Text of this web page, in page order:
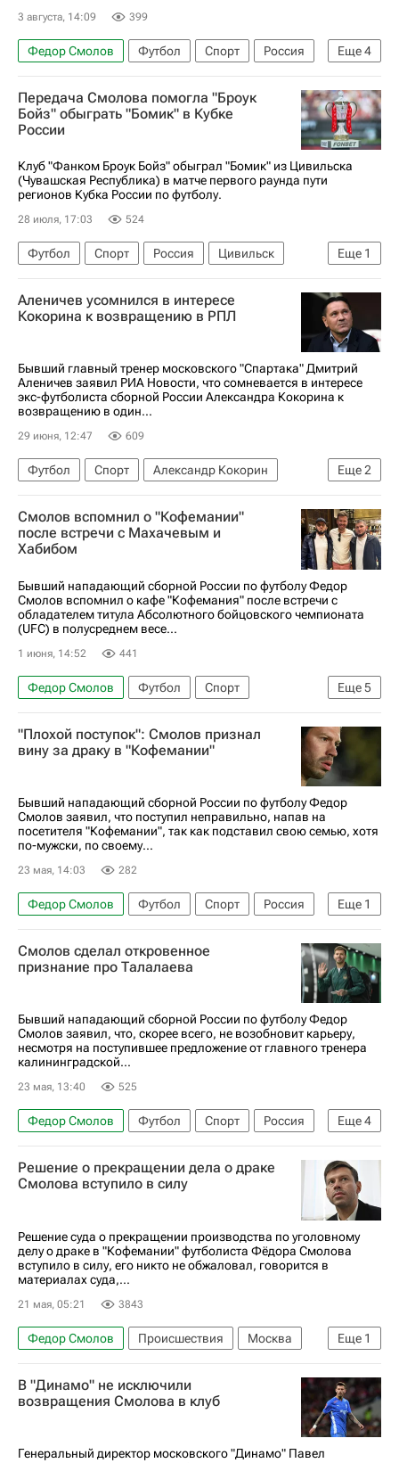
3 августа, 14:09 399
Еще4
Федор Смолов Футбол Спорт
Россия
Хорватия
Афины
Светлана Журова
Госдума РФ
Передача Смолова помогла "Броук
Бойз" обыграть "Бомик" в Кубке
России
Клуб "Фанком Броук Бойз" обыграл "Бомик" из Цивильска
(Чувашская Республика) в матче первого раунда пути
регионов Кубка России по футболу.
28 июля, 17:03 524
Еще 1
Футбол Спорт Россия
Цивильск
Чувашская Республика (Чувашия)
Аленичев усомнился в интересе
Кокорина к возвращению в РПЛ
Бывший главный тренер московского "Спартака" Дмитрий
Аленичев заявил РИА Новости, что сомневается в интересе
экс-футболиста сборной России Александра Кокорина к
возвращению в один...
29 июня, 12:47 609
Еще2
Футбол Спорт
Александр Кокорин
Дмитрий Аленичев
РПЛ 2026-2027 (Чемпионат России по футболу)
Смолов вспомнил о "Кофемании"
после встречи с Махачевым и
Хабибом
Бывший нападающий сборной России по футболу Федор
Смолов вспомнил о кафе "Кофемания" после встречи с
обладателем титула Абсолютного бойцовского чемпионата
(UFC) в полусреднем весе...
1 июня, 14:52 441
Еще5
Федор Смолов Футбол
Спорт
Ислам Махачев
UFC
Хабиб Нурмагомедов
Вокруг спорта
"Плохой поступок": Смолов признал
вину за драку в "Кофемании"
Бывший нападающий сборной России по футболу Федор
Смолов заявил, что поступил неправильно, напав на
посетителя "Кофемании", так как подставил свою семью, хотя
по-мужски, по своему...
23 мая, 14:03 282
Еще 1
Федор Смолов Футбол Спорт
Россия
Москва
Смолов сделал откровенное
признание про Талалаева
Бывший нападающий сборной России по футболу Федор
Смолов заявил, что, скорее всего, не возобновит карьеру,
несмотря на поступившее предложение от главного тренера
калининградской...
23 мая, 13:40 525
Еще4
Федор Смолов Футбол Спорт
Россия
Андрей Талалаев
Динамо Москва
Краснодар
Балтика
Решение о прекращении дела о драке
Смолова вступило в силу
Решение суда о прекращении производства по уголовному
делу о драке в "Кофемании" футболиста Фёдора Смолова
вступило в силу, его никто не обжаловал, говорится в
материалах суда,...
21 мая, 05:21 3843
Еще 1
Федор Смолов Происшествия
Москва
Россия
В "Динамо" не исключили
возвращения Смолова в клуб
Генеральный директор московского "Динамо" Павел